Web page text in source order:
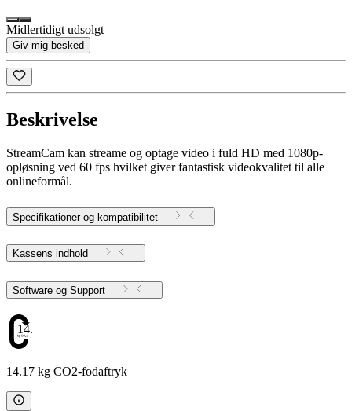
Midlertidigt udsolgt
Giv mig besked
Beskrivelse
StreamCam kan streame og optage video i fuld HD med 1080p-
opløsning ved 60 fps hvilket giver fantastisk videokvalitet til alle
onlineformål.
Specifikationer og kompatibilitet
Kassens indhold
Software og Support
14.17
14.17 kg CO2-fodaftryk